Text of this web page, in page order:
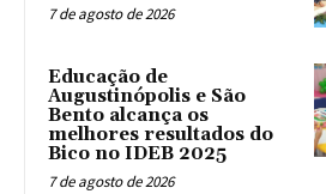
7 de agosto de 2026
Educação de
Augustinópolis e São
Bento alcança os
melhores resultados do
Bico no IDEB 2025
7 de agosto de 2026